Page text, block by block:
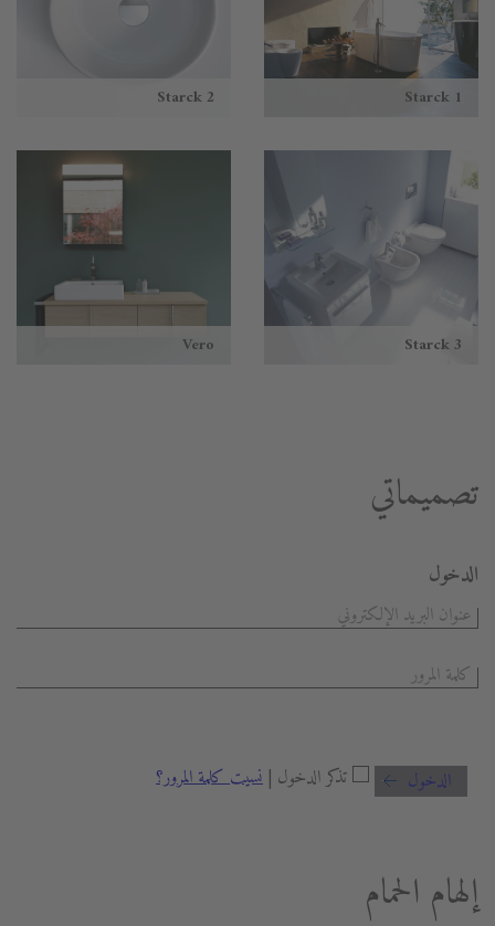
Starck 1
Starck 2
Starck 3
Vero
تصميماتي
الدخول
تذكر الدخول | نسيت كلمة المرور؟ الدخول
إلهام الحمام